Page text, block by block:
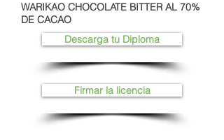
WARIKAO CHOCOLATE BITTER AL 70%
DE CACAO
Descarga tu Diploma
Firmar la licencia